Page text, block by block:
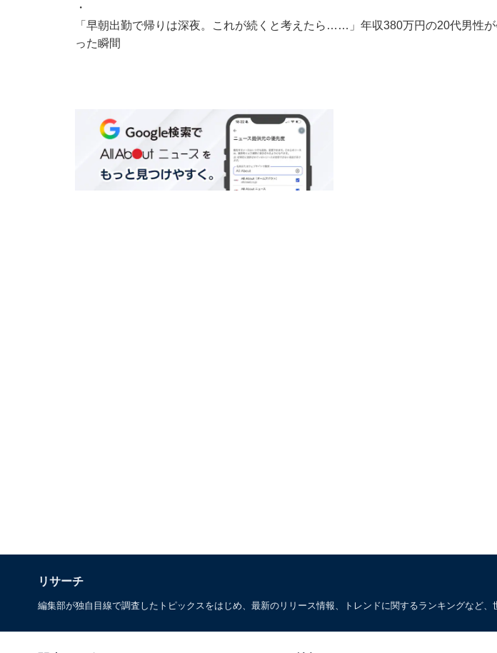
・
「早朝出勤で帰りは深夜。これが続くと考えたら……」年収380万円の20代男性
った瞬間
リサーチ
編集部が独自目線で調査したトピックスをはじめ、最新のリリース情報、トレンドに関するランキングなど、